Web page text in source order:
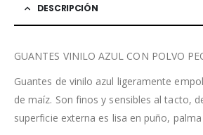
DESCRIPCIÓN
GUANTES VINILO AZUL CON POLVO
Guantes de vinilo azul ligeramente
de maíz. Son finos y sensibles al tacto,
superficie externa es lisa en puño,